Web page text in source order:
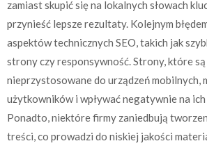
zamiast skupić się na lokalnych słowach
przynieść lepsze rezultaty. Kolejnym
aspektów technicznych SEO, takich jak
strony czy responsywność. Strony, które
nieprzystosowane do urządzeń mobilnych,
użytkowników i wpływać negatywnie na
Ponadto, niektóre firmy zaniedbują
treści, co prowadzi do niskiej jakości